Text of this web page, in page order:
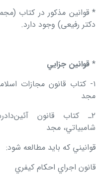
* قوانين مذكور در كتاب
دکتر رفیعی) وجود دارد.
* قوانين جزايي
مجد
۲ـ كتاب قانون آئين
شامبياتي، مجد
قوانيني كه بايد مطالعه شود:
قانون اجراي احكام كيفري